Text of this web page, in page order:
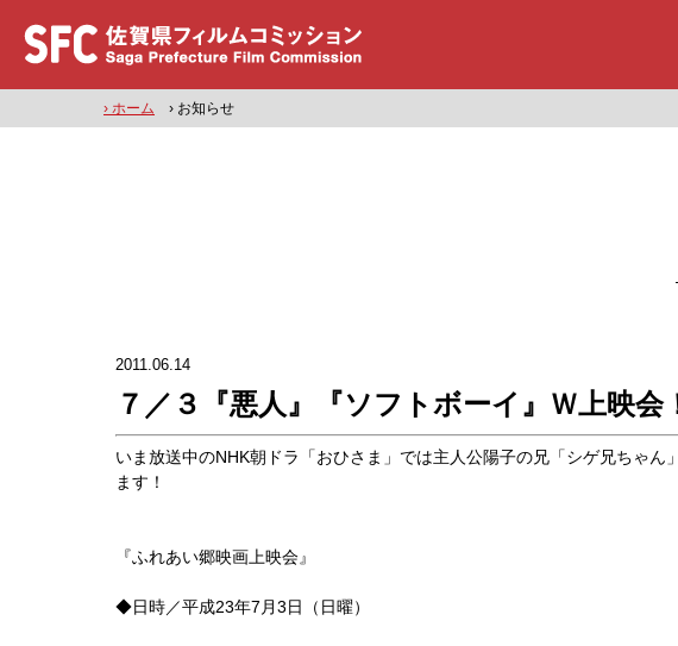
› ホーム › お知らせ
2011.06.14
７／３『悪人』『ソフトボーイ』Ｗ上映会
いま放送中のNHK朝ドラ「おひさま」では主人公陽子の兄「シゲ兄ちゃ
ます！
『ふれあい郷映画上映会』
◆日時／平成23年7月3日（日曜）